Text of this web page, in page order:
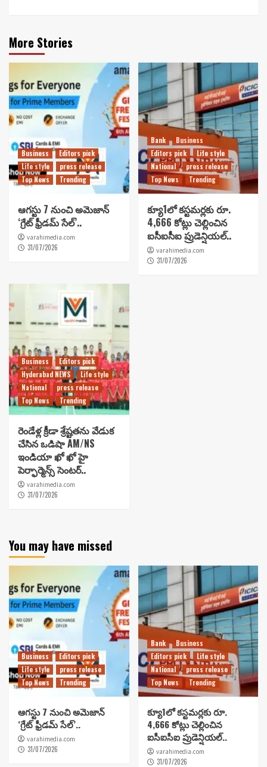
More Stories
Business
Editors pick
Life style
press release
Top News
Trending
ఆగస్టు 7 నుంచి అమెజాన్
‘గ్రేట్ ఫ్రీడమ్ సేల్’..
varahimedia.com
31/07/2026
Bank
Business
Editors pick
Life style
National
press release
Top News
Trending
క్యూ1లో కస్టమర్లకు రూ.
4,666 కోట్లు చెల్లించిన
ఐసీఐసీఐ ప్రుడెన్షియల్..
varahimedia.com
31/07/2026
Business
Editors pick
Hyderabad NEWS
Life style
National
press release
Top News
Trending
రెండేళ్ల క్రీడా శ్రేష్టతను వేడుక
చేసిన ఒడిషా AM/NS
ఇండియా ఖో ఖో హై
పెర్ఫార్మెన్స్ సెంటర్..
varahimedia.com
31/07/2026
You may have missed
Business
Editors pick
Life style
press release
Top News
Trending
ఆగస్టు 7 నుంచి అమెజాన్
‘గ్రేట్ ఫ్రీడమ్ సేల్’..
varahimedia.com
31/07/2026
Bank
Business
Editors pick
Life style
National
press release
Top News
Trending
క్యూ1లో కస్టమర్లకు రూ.
4,666 కోట్లు చెల్లించిన
ఐసీఐసీఐ ప్రుడెన్షియల్..
varahimedia.com
31/07/2026